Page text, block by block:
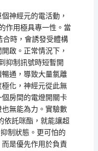
神經元的電活動，
作用極具專一性。當
時，會誘發受體構
啟。正常情況下，
抑制訊號時短暫開
通，導致大量氯離
化，神經元從此無
房間的電燈開關卡
無能為力。實驗數
依託咪酯，就能讓超
制狀態。更可怕的
是優先作用於負責